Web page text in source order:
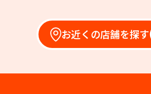
お近くの店舗を探す